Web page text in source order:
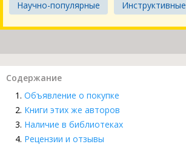
Научно-популярные Инструктивные
Содержание
Объявление о покупке
Книги этих же авторов
Наличие в библиотеках
Рецензии и отзывы